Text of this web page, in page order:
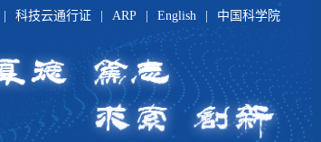
科技云通行证 ARP English 中国科学院